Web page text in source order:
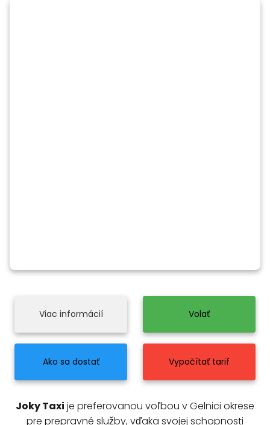
Viac informácií Volať
Ako sa dostať Vypočítať tarif
Joky Taxi je preferovanou voľbou v Gelnici okrese
pre prepravné služby, vďaka svojej schopnosti